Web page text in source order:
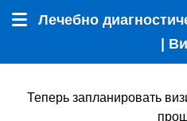
Лечебно
|
Теперь запланировать